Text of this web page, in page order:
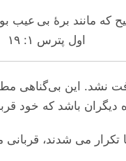
که مانند برۀ بی عیب
اول پترس ۱: ۱۹
نشد. این بی‌گناهی
دیگران باشد که
می‌ شدند، قربانی مسیح